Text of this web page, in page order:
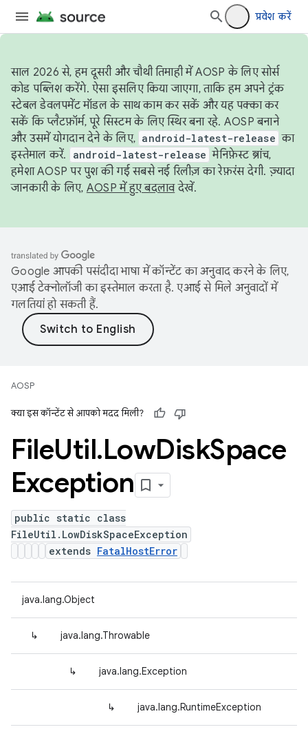
प्रवेश करें
साल 2026 से, हम दूसरी और चौथी तिमाही में AOSP के लिए सोर्स
कोड पब्लिश करेंगे. ऐसा इसलिए किया जाएगा, ताकि हम अपने ट्रंक
स्टेबल डेवलपमेंट मॉडल के साथ काम कर सकें और यह पक्का कर
सकें कि प्लैटफ़ॉर्म, पूरे सिस्टम के लिए स्थिर बना रहे. AOSP बनाने
और उसमें योगदान देने के लिए, android-latest-release का
इस्तेमाल करें.
android-latest-release मेनिफ़ेस्ट ब्रांच,
हमेशा AOSP पर पुश की गई सबसे नई रिलीज़ का रेफ़रंस देगी. ज़्यादा
जानकारी के लिए, AOSP में हुए बदलावदेखें.
Google आपकी पसंदीदा भाषा में कॉन्टेंट का अनुवाद करने के लिए,
एआई टेक्नोलॉजी का इस्तेमाल करता है. एआई से मिले अनुवादों में
गलतियां हो सकती हैं.
AOSP
क्या इस कॉन्टेंट से आपको मदद मिली?
FileUtil.LowDiskSpace
Exception
public static class
FileUtil.LowDiskSpaceException
extends FatalHostError
java.lang.Object
↳ java.lang.Throwable
↳ java.lang.Exception
↳ java.lang.RuntimeException